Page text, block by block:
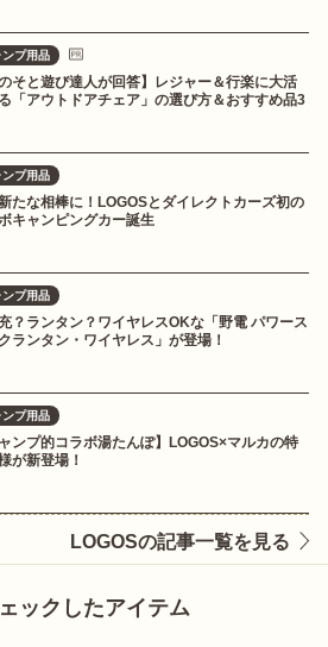
ンプ用品
のそと遊び達人が回答】レジャー＆行楽に大活
「アウトドアチェア」の選び方＆おすすめ品3
ンプ用品
たな相棒に！LOGOSとダイレクトカーズ初の
キャンピングカー誕生
ンプ用品
？ランタン？ワイヤレスOKな「野電 パワース
クランタン・ワイヤレス」が登場！
ンプ用品
ャンプ的コラボ湯たんぽ】LOGOS×マルカの特
が新登場！
LOGOSの記事一覧を見る
ックしたアイテム